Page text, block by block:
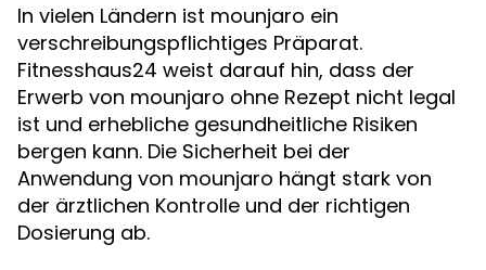
In vielen Ländern ist mounjaro ein
verschreibungspflichtiges Präparat.
Fitnesshaus24 weist darauf hin, dass der
Erwerb von mounjaro ohne Rezept nicht legal
ist und erhebliche gesundheitliche Risiken
bergen kann. Die Sicherheit bei der
Anwendung von mounjaro hängt stark von
der ärztlichen Kontrolle und der richtigen
Dosierung ab.